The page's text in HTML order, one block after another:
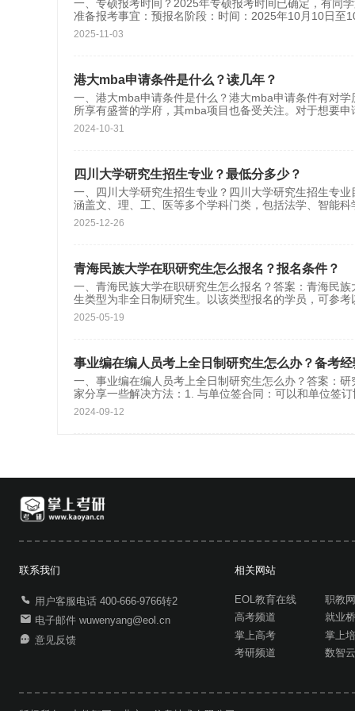
一、专硕报考时间？2025年专硕报考时间已确定，有同
准备报考事宜：预报名阶段：‌时间：2025年10月10日至
2025-11-03
港大mba申请条件是什么？读几年？
一、港大mba申请条件是什么？港大mba申请条件有对
所享有盛誉的学府，其mba项目也备受关注。对于想要
2024-10-31
四川大学研究生招生专业？最低分多少？
一、四川大学研究生招生专业？四川大学研究生招生专
涵盖文、理、工、医等多个学科门类，包括‌法学、智能
2025-12-26
青海民族大学在职研究生怎么报名？报名条件？
一、青海民族大学在职研究生怎么报名？答案：青海民
生类型为非全日制研究生。以该类型报名的学员，可参
2025-05-19
事业编在编人员考上全日制研究生怎么办？备考
一、事业编在编人员考上全日制研究生怎么办？答案：
家分享一些解决方法：1. 与单位签合同：可以和单位签
2024-09-12
联系我们
用户客服电话 400-666-9766转2
电子邮件 wuwenyang@eol.cn
意见反馈
相关网站
EOL教育在线
高考频道
掌上高考
考研频道
职教
就业
掌上
数智